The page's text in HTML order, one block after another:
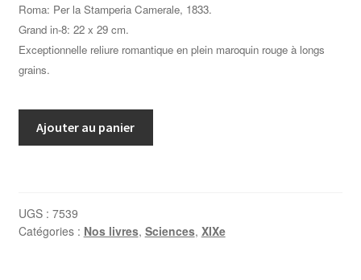
Roma: Per la Stamperia Camerale, 1833.
Grand in-8: 22 x 29 cm.
Exceptionnelle reliure romantique en plein maroquin rouge à longs
grains.
quantité
Studii
Fatti
Ajouter au panier
UGS : 7539
Catégories : Nos livres, Sciences, XIXe